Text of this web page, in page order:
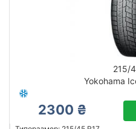
215/
Yokohama
2300 ₴